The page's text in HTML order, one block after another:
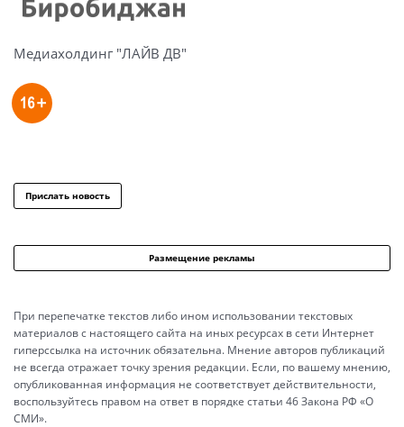
Медиахолдинг "ЛАЙВ ДВ"
Прислать новость
Размещение рекламы
При перепечатке текстов либо ином использовании текстовых
материалов с настоящего сайта на иных ресурсах в сети Интернет
гиперссылка на источник обязательна. Мнение авторов публикаций
не всегда отражает точку зрения редакции. Если, по вашему мнению,
опубликованная информация не соответствует действительности,
воспользуйтесь правом на ответ в порядке статьи 46 Закона РФ «О
СМИ».